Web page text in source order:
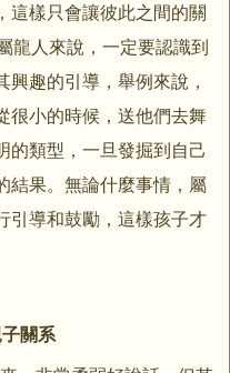
這樣只會讓彼此之間的關
龍人來說，一定要認識到
趣的引導，舉例來說，
很小的時候，送他們去舞
的類型，一旦發掘到自己
結果。無論什麼事情，屬
引導和鼓勵，這樣孩子才
關系